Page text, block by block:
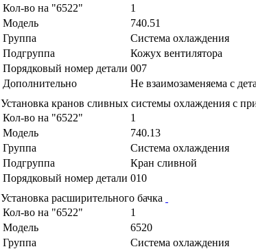
Кол-во на "6522"
1
Модель
740.51
Группа
Система охлаждения
Подгруппа
Кожух вентилятора
Порядковый номер детали 007
Дополнительно
Не взаимозаменяема с
Установка кранов сливных системы охлаждения с
Кол-во на "6522"
1
Модель
740.13
Группа
Система охлаждения
Подгруппа
Кран сливной
Порядковый номер детали 010
Установка расширительного бачка
Кол-во на "6522"
1
Модель
6520
Группа
Система охлаждения